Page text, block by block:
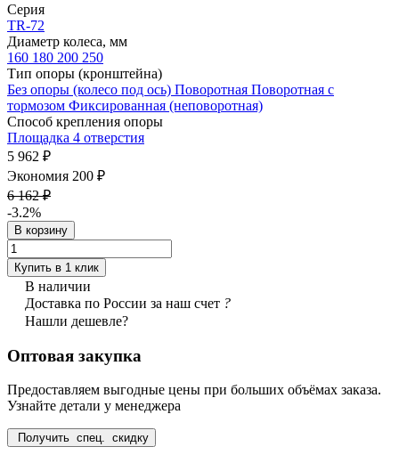
Серия
TR-72
Диаметр колеса, мм
160 180 200 250
Тип опоры (кронштейна)
Без опоры (колесо под ось) Поворотная Поворотная с
тормозом Фиксированная (неповоротная)
Способ крепления опоры
Площадка 4 отверстия
5 962 ₽
Экономия 200 ₽
6 162 ₽
-3.2%
В корзину
Купить в 1 клик
В наличии
Доставка по России за наш счет ?
Нашли дешевле?
Оптовая закупка
Предоставляем выгодные цены при больших объёмах заказа.
Узнайте детали у менеджера
Получить спец. скидку